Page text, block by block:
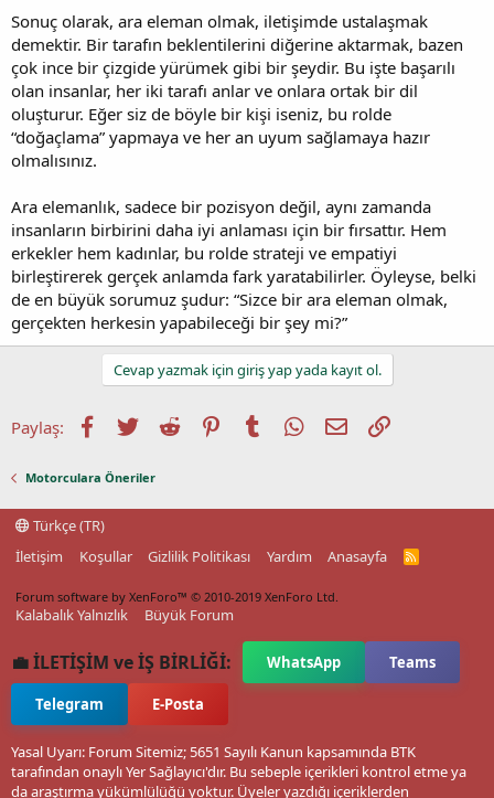
Sonuç olarak, ara eleman olmak, iletişimde ustalaşmak
demektir. Bir tarafın beklentilerini diğerine aktarmak, bazen
çok ince bir çizgide yürümek gibi bir şeydir. Bu işte başarılı
olan insanlar, her iki tarafı anlar ve onlara ortak bir dil
oluşturur. Eğer siz de böyle bir kişi iseniz, bu rolde
“doğaçlama” yapmaya ve her an uyum sağlamaya hazır
olmalısınız.
Ara elemanlık, sadece bir pozisyon değil, aynı zamanda
insanların birbirini daha iyi anlaması için bir fırsattır. Hem
erkekler hem kadınlar, bu rolde strateji ve empatiyi
birleştirerek gerçek anlamda fark yaratabilirler. Öyleyse, belki
de en büyük sorumuz şudur: “Sizce bir ara eleman olmak,
gerçekten herkesin yapabileceği bir şey mi?”
Cevap yazmak için giriş yap yada kayıt ol.
Paylaş: Facebook
TwitterReddit PinterestTumblrWhatsApp
E-postaLink
Motorculara Öneriler
Türkçe (TR)
İletişim
Koşullar Gizlilik Politikası Yardım Anasayfa
R
Forum software by XenForo™ © 2010-2019 XenForo Ltd.
Kalabalık Yalnızlık Büyük Forum
💼 İLETİŞİM ve İŞ BİRLİĞİ: WhatsApp Teams
Telegram E-Posta
Yasal Uyarı: Forum Sitemiz; 5651 Sayılı Kanun kapsamında BTK
tarafından onaylı Yer Sağlayıcı'dır. Bu sebeple içerikleri kontrol etme ya
da araştırma yükümlülüğü yoktur. Üyeler yazdığı içeriklerden